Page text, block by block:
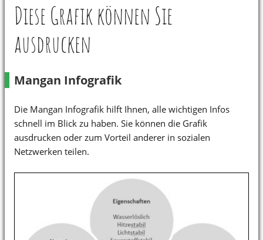
Diese Grafik können Sie
ausdrucken
Mangan Infografik
Die Mangan Infografik hilft Ihnen, alle wichtigen Infos
schnell im Blick zu haben. Sie können die Grafik
ausdrucken oder zum Vorteil anderer in sozialen
Netzwerken teilen.